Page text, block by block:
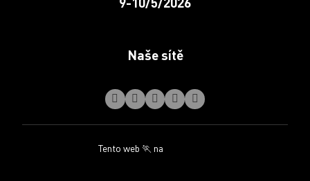
Naše sítě
Tento web 🏃 na